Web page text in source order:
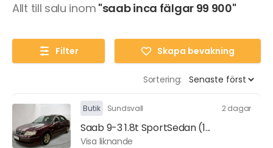
Allt till salu inom "saab inca fälgar 99 900"
Filter Skapa bevakning
Sortering:
Butik Sundsvall 2 dagar
Saab 9-3 1.8t SportSedan (1...
Visa liknande